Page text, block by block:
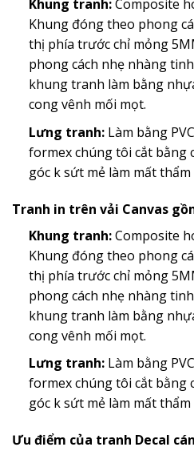
Khung tranh:Composite
Khung đóng theo phong
thị phía trước chỉ mỏng
phong cách nhẹ nhàng
khung tranh làm bằng
cong vênh mối mọt.
Lưng tranh:Làm bằng
formex chúng tôi cắt bằng
góc k sứt mẻ làm mất thẩm
Tranh in trên vải Canvas
Khung tranh:Composite
Khung đóng theo phong
thị phía trước chỉ mỏng
phong cách nhẹ nhàng
khung tranh làm bằng
cong vênh mối mọt.
Lưng tranh:Làm bằng
formex chúng tôi cắt bằng
góc k sứt mẻ làm mất thẩm
Ưu điểm của tranh Decal